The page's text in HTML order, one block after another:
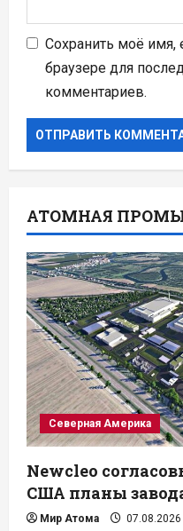
Сохранить моё имя,
браузере для
комментариев.
АТОМНАЯ
Северная Америка
Newcleo
США планы
Мир Атома 07.08.2026